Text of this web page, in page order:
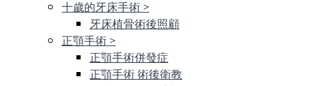
十歲的牙床手術 >
牙床植骨術後照顧
正顎手術 >
正顎手術併發症
正顎手術 術後衛教